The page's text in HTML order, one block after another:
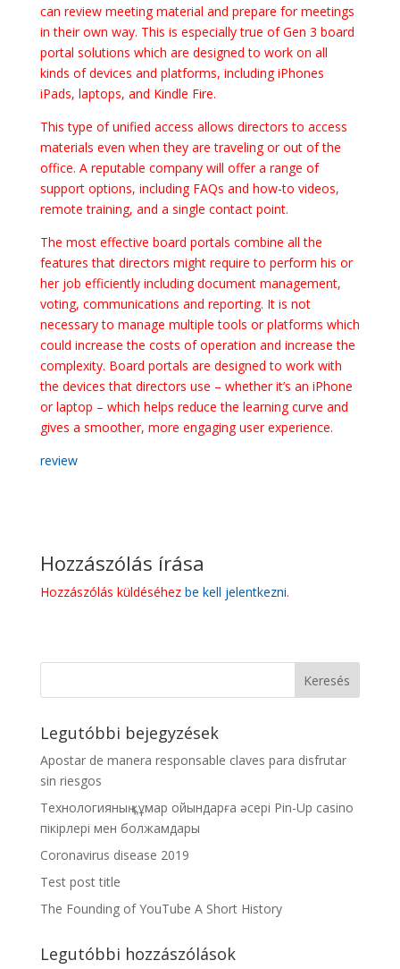
can review meeting material and prepare for meetings
in their own way. This is especially true of Gen 3 board
portal solutions which are designed to work on all
kinds of devices and platforms, including iPhones
iPads, laptops, and Kindle Fire.
This type of unified access allows directors to access
materials even when they are traveling or out of the
office. A reputable company will offer a range of
support options, including FAQs and how-to videos,
remote training, and a single contact point.
The most effective board portals combine all the
features that directors might require to perform his or
her job efficiently including document management,
voting, communications and reporting. It is not
necessary to manage multiple tools or platforms which
could increase the costs of operation and increase the
complexity. Board portals are designed to work with
the devices that directors use – whether it’s an iPhone
or laptop – which helps reduce the learning curve and
gives a smoother, more engaging user experience.
review
Hozzászólás írása
Hozzászólás küldéséhez be kell jelentkezni.
Legutóbbi bejegyzések
Apostar de manera responsable claves para disfrutar
sin riesgos
Технологияның құмар ойындарға әсері Pin-Up casino
пікірлері мен болжамдары
Coronavirus disease 2019
Test post title
The Founding of YouTube A Short History
Legutóbbi hozzászólások